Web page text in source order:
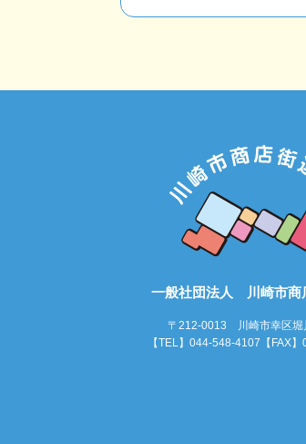
一般社団法人 川崎市商
〒212-0013 川崎市幸区堀
【TEL】044-548-4107【FAX